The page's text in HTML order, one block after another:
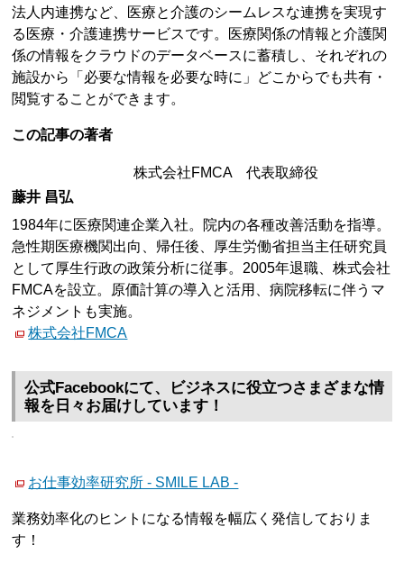
法人内連携など、医療と介護のシームレスな連携を実現す
る医療・介護連携サービスです。医療関係の情報と介護関
係の情報をクラウドのデータベースに蓄積し、それぞれの
施設から「必要な情報を必要な時に」どこからでも共有・
閲覧することができます。
この記事の著者
株式会社FMCA 代表取締役
藤井 昌弘
1984年に医療関連企業入社。院内の各種改善活動を指導。
急性期医療機関出向、帰任後、厚生労働省担当主任研究員
として厚生行政の政策分析に従事。2005年退職、株式会社
FMCAを設立。原価計算の導入と活用、病院移転に伴うマ
ネジメントも実施。
株式会社FMCA
公式Facebookにて、ビジネスに役立つさまざまな情
報を日々お届けしています！
お仕事効率研究所 - SMILE LAB -
業務効率化のヒントになる情報を幅広く発信しておりま
す！